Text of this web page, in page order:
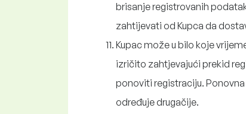
brisanje registrovanih
zahtijevati od Kupca da
Kupac može u bilo koje
izričito zahtjevajući prekid
ponoviti registraciju.
određuje drugačije.